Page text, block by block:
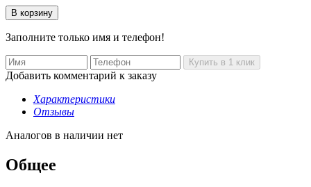
Заполните только имя и телефон!
Добавить комментарий к заказу
Характеристики
Отзывы
Аналогов в наличии нет
Общее